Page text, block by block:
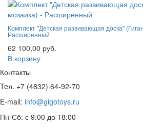
Комплект "Детская развивающая доска"
Расширенный
62 100,00 руб.
В корзину
Контакты
Teл. +7 (4832) 64-92-70
E-mail: info@gigotoys.ru
Пн-Сб: с 9:00 до 18:00